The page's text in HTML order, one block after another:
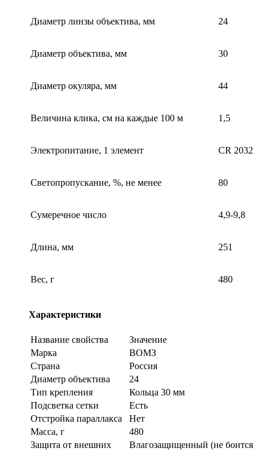
Диаметр линзы объектива, мм 24
Диаметр объектива, мм 30
Диаметр окуляра, мм 44
Величина клика, см на каждые 100 м 1,5
Электропитание, 1 элемент СR 2032
Светопропускание, %, не менее 80
Сумеречное число 4,9-9,8
Длина, мм 251
Вес, г 480
Характеристики
Название свойства
Значение
Марка
ВОМЗ
Страна
Россия
Диаметр объектива
24
Тип крепления
Кольца 30 мм
Подсветка сетки
Есть
Отстройка параллакса
Нет
Масса, г
480
Защита от внешних
Влагозащищенный (не боится